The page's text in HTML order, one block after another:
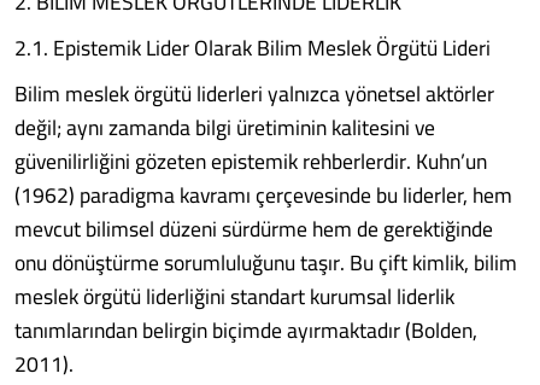
2.1. Epistemik Lider Olarak Bilim Meslek Örgütü Lideri
Bilim meslek örgütü liderleri yalnızca yönetsel aktörler
değil; aynı zamanda bilgi üretiminin kalitesini ve
güvenilirliğini gözeten epistemik rehberlerdir. Kuhn’un
(1962) paradigma kavramı çerçevesinde bu liderler, hem
mevcut bilimsel düzeni sürdürme hem de gerektiğinde
onu dönüştürme sorumluluğunu taşır. Bu çift kimlik, bilim
meslek örgütü liderliğini standart kurumsal liderlik
tanımlarından belirgin biçimde ayırmaktadır (Bolden,
2011).